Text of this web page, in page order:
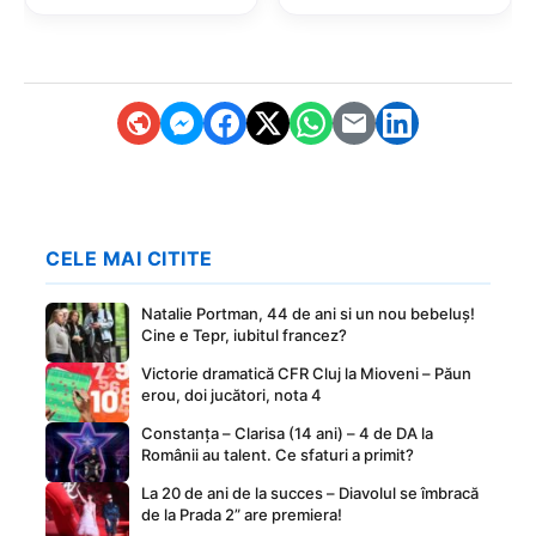
CELE MAI CITITE
Natalie Portman, 44 de ani si un nou bebeluș!
Cine e Tepr, iubitul francez?
Victorie dramatică CFR Cluj la Mioveni – Păun
erou, doi jucători, nota 4
Constanța – Clarisa (14 ani) – 4 de DA la
Românii au talent. Ce sfaturi a primit?
La 20 de ani de la succes – Diavolul se îmbracă
de la Prada 2” are premiera!